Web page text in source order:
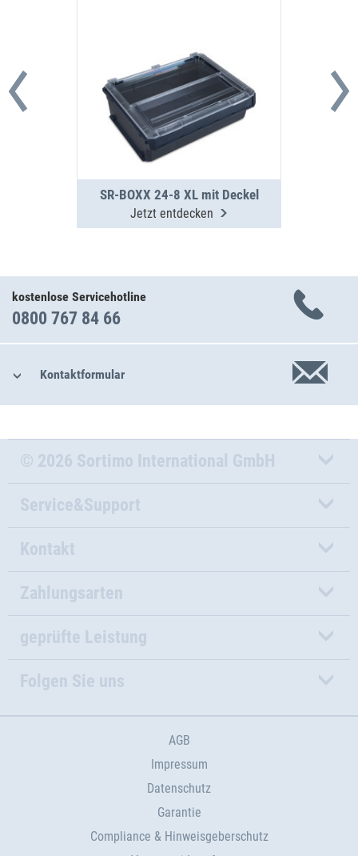
SR-BOXX 24-8 XL mit Deckel
Jetzt entdecken
kostenlose Servicehotline
0800 767 84 66
Kontaktformular
© 2026 Sortimo International GmbH
Service&Support
Kontakt
Zahlungsarten
geprüfte Leistung
Folgen Sie uns
AGB
Impressum
Datenschutz
Garantie
Compliance & Hinweisgeberschutz